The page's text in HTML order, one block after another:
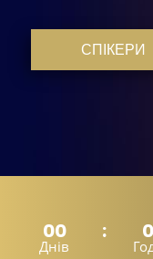
СПІКЕРИ
00
Днів